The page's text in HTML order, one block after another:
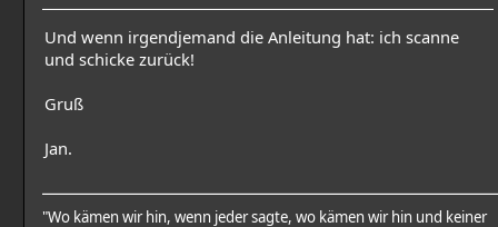
Und wenn irgendjemand die Anleitung hat: ich scanne
und schicke zurück!
Gruß
Jan.
"Wo kämen wir hin, wenn jeder sagte, wo kämen wir hin und keiner